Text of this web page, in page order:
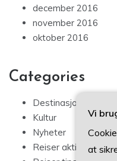
december 2016
november 2016
oktober 2016
Categories
Destinasjoner
Kultur
Nyheter
Reiser aktiviteter
Vi
at